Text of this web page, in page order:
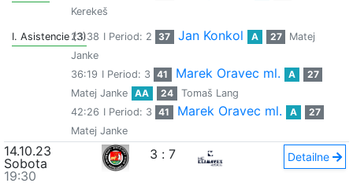
Kerekeš
I. Asistencie (3)23:38 I Period: 2 37 Jan Konkol A 27
Matej
Janke
36:19 I Period: 3 41 Marek Oravec ml. A
27
Matej Janke
AA 24
Tomaš Lang
42:26 I Period: 3 41 Marek Oravec ml. A
27
Matej Janke
14.10.23
Sobota
19:30
3 : 7 Detailne